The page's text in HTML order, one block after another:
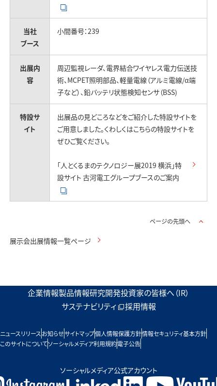
当社
ブース
小間番号：239
出展内
容
周辺監視レーダ、電界結合ワイヤレス電力伝送技
術、MCPET照明部品、軽量電線（アルミ電線/α端
子など）、鉛バッテリ状態検知センサ（BSS)
特設サ
イト
出展品の見どころなどをご紹介した特設サイトを
ご用意しました。くわしくはこちらの特設サイトを
ぜひご覧ください。
「人とくるまのテクノロジー展2019 横浜」特
設サイト 古河電工グループブースのご案内
ページの先頭へ
展示会出展情報一覧ページ
企業情報製品情報研究開発投資家の皆様へ（IR）
サステナビリティ
採用情報
ニュースリリース お知らせサイトマップ個人情報保護方針情報セキュリティ基本方針
このサイトについてソーシャルメディア利用規約電子公告
ソーシャルメディア公式アカウント